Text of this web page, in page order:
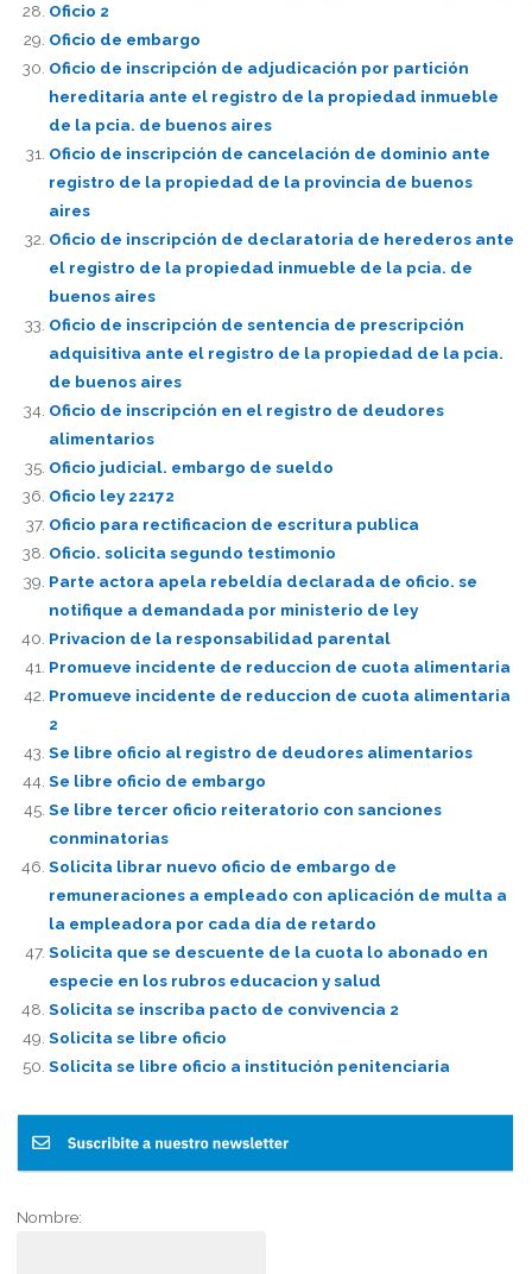
Oficio 2
Oficio de embargo
Oficio de inscripción de adjudicación por partición
hereditaria ante el registro de la propiedad inmueble
de la pcia. de buenos aires
Oficio de inscripción de cancelación de dominio ante
registro de la propiedad de la provincia de buenos
aires
Oficio de inscripción de declaratoria de herederos ante
el registro de la propiedad inmueble de la pcia. de
buenos aires
Oficio de inscripción de sentencia de prescripción
adquisitiva ante el registro de la propiedad de la pcia.
de buenos aires
Oficio de inscripción en el registro de deudores
alimentarios
Oficio judicial. embargo de sueldo
Oficio ley 22172
Oficio para rectificacion de escritura publica
Oficio. solicita segundo testimonio
Parte actora apela rebeldía declarada de oficio. se
notifique a demandada por ministerio de ley
Privacion de la responsabilidad parental
Promueve incidente de reduccion de cuota alimentaria
Promueve incidente de reduccion de cuota alimentaria
2
Se libre oficio al registro de deudores alimentarios
Se libre oficio de embargo
Se libre tercer oficio reiteratorio con sanciones
conminatorias
Solicita librar nuevo oficio de embargo de
remuneraciones a empleado con aplicación de multa a
la empleadora por cada día de retardo
Solicita que se descuente de la cuota lo abonado en
especie en los rubros educacion y salud
Solicita se inscriba pacto de convivencia 2
Solicita se libre oficio
Solicita se libre oficio a institución penitenciaria
Nombre: